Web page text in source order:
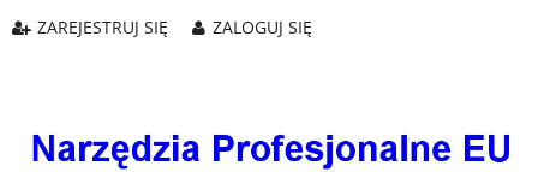
ZAREJESTRUJ SIĘ ZALOGUJ SIĘ